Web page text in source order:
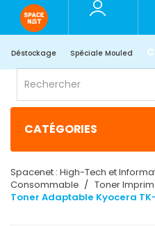
Déstockage Spéciale Mouled
CATÉGORIES
Spacenet : High-Tech et
Consommable
Toner
Toner Adaptable Kyocera